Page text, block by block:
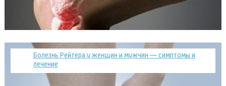
Болезнь Рейтера у женщин и мужчин — симптомы и
лечение